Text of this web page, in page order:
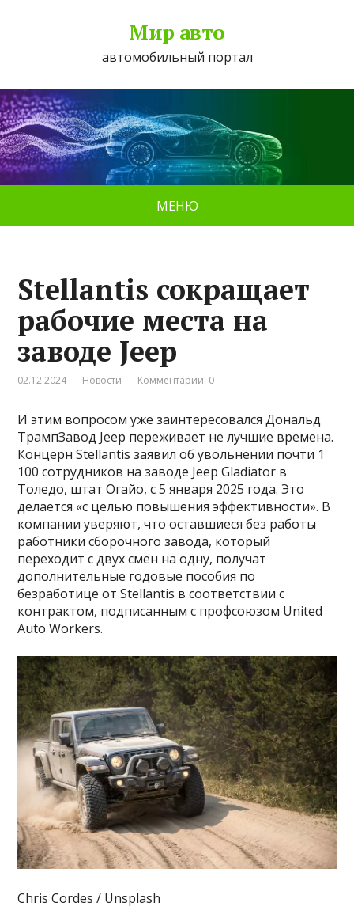
Мир авто
автомобильный портал
МЕНЮ
Stellantis сокращает
рабочие места на
заводе Jeep
02.12.2024 Новости Комментарии: 0
И этим вопросом уже заинтересовался Дональд
ТрампЗавод Jeep переживает не лучшие времена.
Концерн Stellantis заявил об увольнении почти 1
100 сотрудников на заводе Jeep Gladiator в
Толедо, штат Огайо, с 5 января 2025 года. Это
делается «с целью повышения эффективности». В
компании уверяют, что оставшиеся без работы
работники сборочного завода, который
переходит с двух смен на одну, получат
дополнительные годовые пособия по
безработице от Stellantis в соответствии с
контрактом, подписанным с профсоюзом United
Auto Workers.
Chris Cordes / Unsplash